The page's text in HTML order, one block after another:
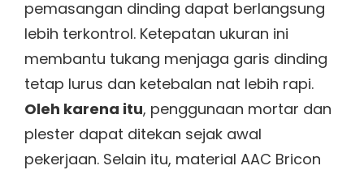
pemasangan dinding dapat berlangsung
lebih terkontrol. Ketepatan ukuran ini
membantu tukang menjaga garis dinding
tetap lurus dan ketebalan nat lebih rapi.
Oleh karena itu, penggunaan mortar dan
plester dapat ditekan sejak awal
pekerjaan. Selain itu, material AAC Bricon